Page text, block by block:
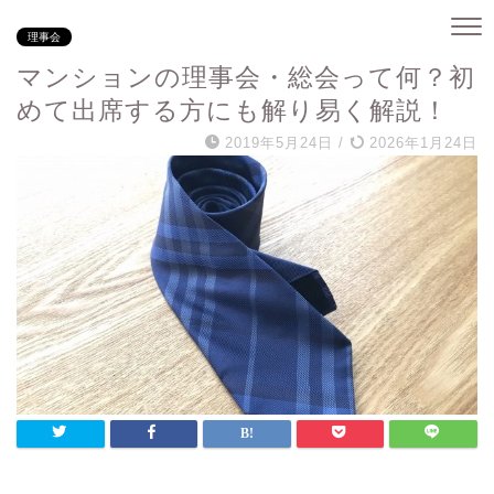
理事会
マンションの理事会・総会って何？初
めて出席する方にも解り易く解説！
2019年5月24日 / 2026年1月24日